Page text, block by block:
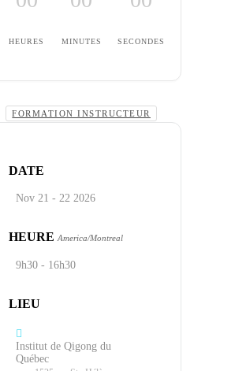
HEURES MINUTES SECONDES
FORMATION INSTRUCTEUR
DATE
Nov 21 - 22 2026
HEURE America/Montreal
9h30 - 16h30
LIEU
Institut de Qigong du
Québec